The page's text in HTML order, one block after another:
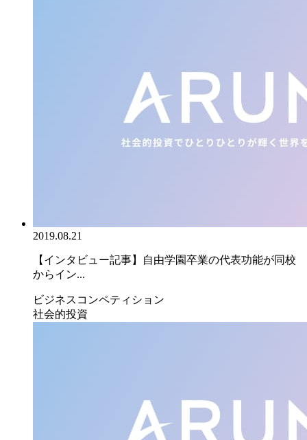
2019.08.21
【インタビュー記事】自由学園卒業の代表功能が同校
からイン...
ビジネスコンペティション
社会的投資